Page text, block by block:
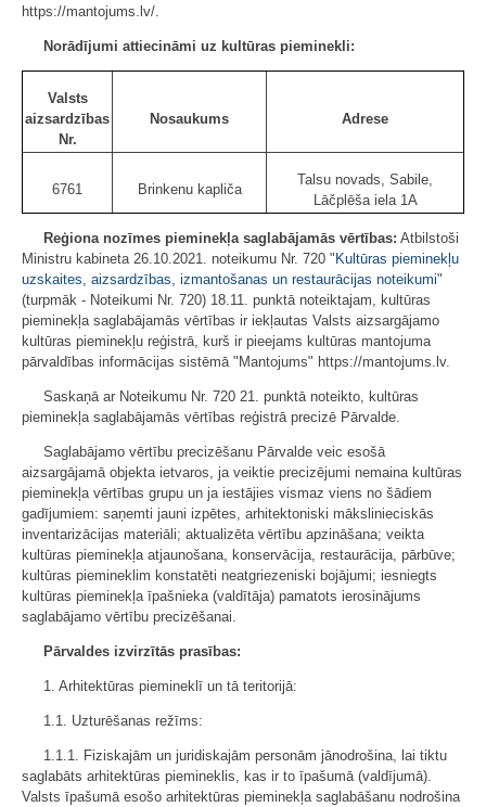
https://mantojums.lv/.
Norādījumi attiecināmi uz kultūras pieminekli:
Valsts
aizsardzības
Nr.
Nosaukums Adrese
6761 Brinkenu kapliča
Talsu novads, Sabile,
Lāčplēša iela 1A
Reģiona nozīmes pieminekļa saglabājamās vērtības: Atbilstoši
Ministru kabineta 26.10.2021. noteikumu Nr. 720 " Kultūras pieminekļu
uzskaites, aizsardzības, izmantošanas un restaurācijas noteikumi"
(turpmāk - Noteikumi Nr. 720) 18.11. punktā noteiktajam, kultūras
pieminekļa saglabājamās vērtības ir iekļautas Valsts aizsargājamo
kultūras pieminekļu reģistrā, kurš ir pieejams kultūras mantojuma
pārvaldības informācijas sistēmā "Mantojums" https://mantojums.lv.
Saskaņā ar Noteikumu Nr. 720 21. punktā noteikto, kultūras
pieminekļa saglabājamās vērtības reģistrā precizē Pārvalde.
Saglabājamo vērtību precizēšanu Pārvalde veic esošā
aizsargājamā objekta ietvaros, ja veiktie precizējumi nemaina kultūras
pieminekļa vērtības grupu un ja iestājies vismaz viens no šādiem
gadījumiem: saņemti jauni izpētes, arhitektoniski mākslinieciskās
inventarizācijas materiāli; aktualizēta vērtību apzināšana; veikta
kultūras pieminekļa atjaunošana, konservācija, restaurācija, pārbūve;
kultūras piemineklim konstatēti neatgriezeniski bojājumi; iesniegts
kultūras pieminekļa īpašnieka (valdītāja) pamatots ierosinājums
saglabājamo vērtību precizēšanai.
Pārvaldes izvirzītās prasības:
1. Arhitektūras piemineklī un tā teritorijā:
1.1. Uzturēšanas režīms:
1.1.1. Fiziskajām un juridiskajām personām jānodrošina, lai tiktu
saglabāts arhitektūras piemineklis, kas ir to īpašumā (valdījumā).
Valsts īpašumā esošo arhitektūras pieminekļa saglabāšanu nodrošina